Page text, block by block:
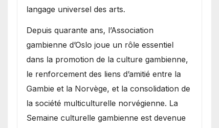
langage universel des arts.
​Depuis quarante ans, l’Association
gambienne d’Oslo joue un rôle essentiel
dans la promotion de la culture gambienne,
le renforcement des liens d’amitié entre la
Gambie et la Norvège, et la consolidation de
la société multiculturelle norvégienne. La
Semaine culturelle gambienne est devenue